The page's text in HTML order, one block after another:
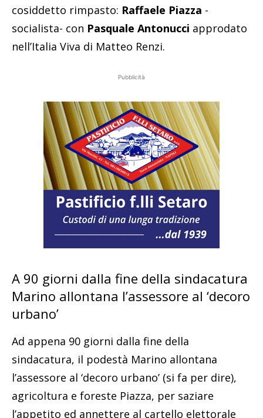
cosiddetto rimpasto: Raffaele Piazza -
socialista- con Pasquale Antonucci approdato
nell’Italia Viva di Matteo Renzi.
Pubblicità
A 90 giorni dalla fine della sindacatura
Marino allontana l’assessore al ‘decoro
urbano’
Ad appena 90 giorni dalla fine della
sindacatura, il podestà Marino allontana
l’assessore al ‘decoro urbano’ (si fa per dire),
agricoltura e foreste Piazza, per saziare
l’appetito ed annettere al cartello elettorale